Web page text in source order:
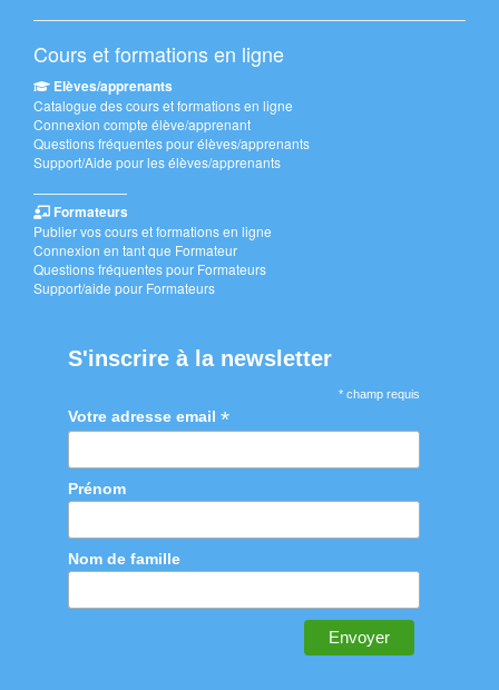
Cours et formations en ligne
Elèves/apprenants
Catalogue des cours et formations en ligne
Connexion compte élève/apprenant
Questions fréquentes pour élèves/apprenants
Support/Aide pour les élèves/apprenants
———————
Formateurs
Publier vos cours et formations en ligne
Connexion en tant que Formateur
Questions fréquentes pour Formateurs
Support/aide pour Formateurs
S'inscrire à la newsletter
* champ requis
Votre adresse email*
Prénom
Nom de famille